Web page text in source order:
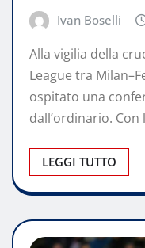
Ivan Boselli
Alla vigilia della
League tra
ospitato una
dall’ordinario. Con
LEGGI TUTTO